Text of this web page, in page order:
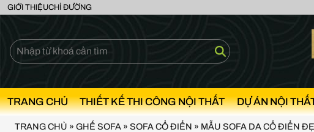
GIỚI THIỆUCHỈ ĐƯỜNG
TRANG CHỦ THIẾT KẾ THI CÔNG NỘI THẤT DỰ ÁN NỘI
TRANG CHỦ » GHẾ SOFA » SOFA CỔ ĐIỂN » MẪU SOFA DA CỔ ĐIỂN